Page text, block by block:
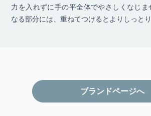
力を入れずに手の平全体でやさしくなじ
なる部分には、重ねてつけるとよりしっとり
ブランドページへ